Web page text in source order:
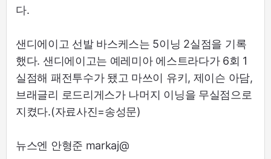
다.
샌디에이고 선발 바스케스는 5이닝 2실점을 기록
했다. 샌디에이고는 예레미아 에스트라다가 6회 1
실점해 패전투수가 됐고 마쓰이 유키, 제이슨 아담,
브래글리 로드리게스가 나머지 이닝을 무실점으로
지켰다.(자료사진=송성문)
뉴스엔 안형준 markaj@